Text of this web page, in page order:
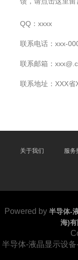
QQ：xxxx
联系电话：xxx-
联系邮箱：
联系地址：XXX省
关于我们 服务
Powered by 半导体-
海)有
半导体-液晶显示设